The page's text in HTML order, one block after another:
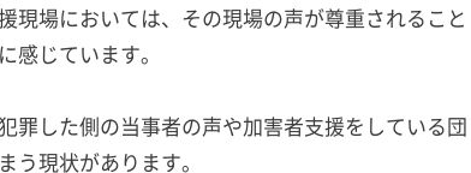
現場においては、その現場の声が尊重されること
じています。
罪した側の当事者の声や加害者支援をしている団
現状があります。